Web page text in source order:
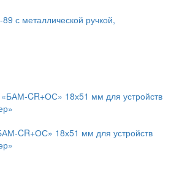
с металлической ручкой,
CR+ОС» 18х51 мм для устройств